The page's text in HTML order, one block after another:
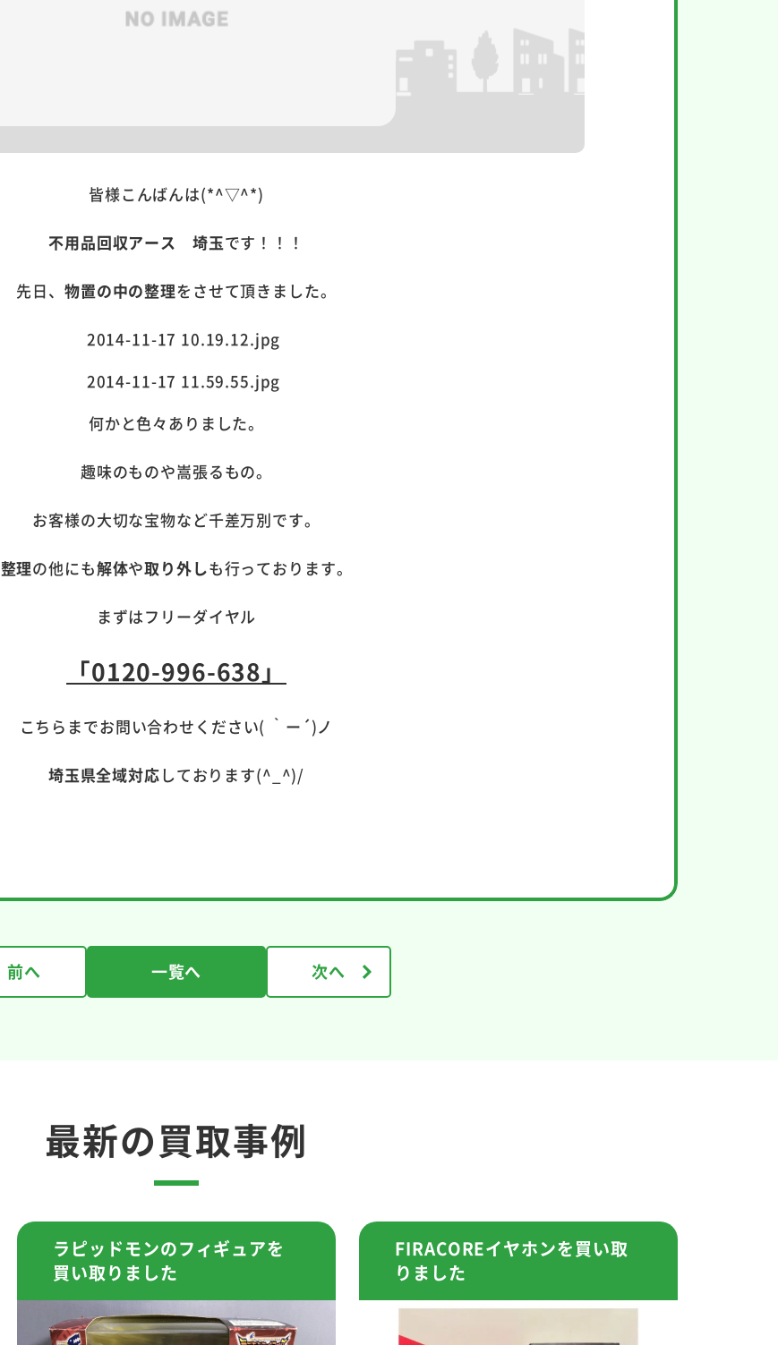
皆様こんばんは(*^▽^*)
不用品回収アース 埼玉です！！！
先日、物置の中の整理をさせて頂きました。
何かと色々ありました。
趣味のものや嵩張るもの。
お客様の大切な宝物など千差万別です。
整理の他にも解体や取り外しも行っております。
まずはフリーダイヤル
「0120-996-638」
こちらまでお問い合わせください( ｀ー´)ノ
埼玉県全域対応しております(^_^)/
前へ 一覧へ 次へ
最新の買取事例
ラピッドモンのフィギュアを
買い取りました
FIRACOREイヤホンを買い取
りました